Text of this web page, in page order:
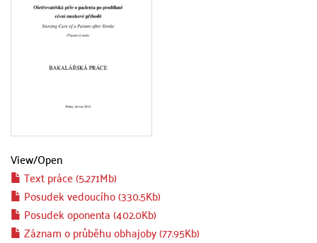
View/Open
Text práce (5.271Mb)
Posudek vedoucího (330.5Kb)
Posudek oponenta (402.0Kb)
Záznam o průběhu obhajoby (77.95Kb)